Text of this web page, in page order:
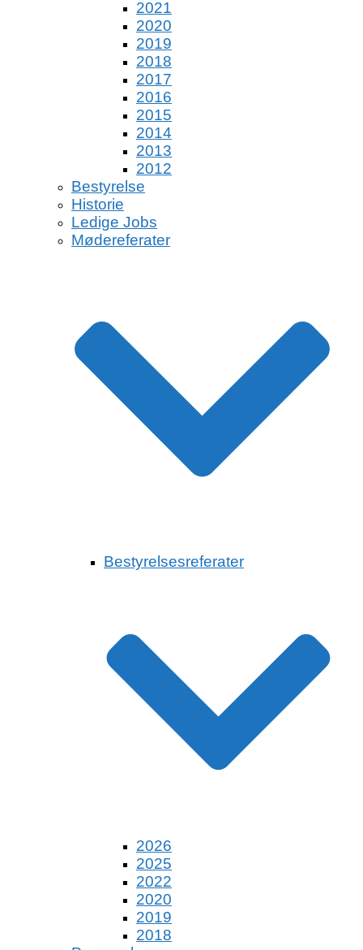
2021
2020
2019
2018
2017
2016
2015
2014
2013
2012
Bestyrelse
Historie
Ledige Jobs
Mødereferater
Bestyrelsesreferater
2026
2025
2022
2020
2019
2018